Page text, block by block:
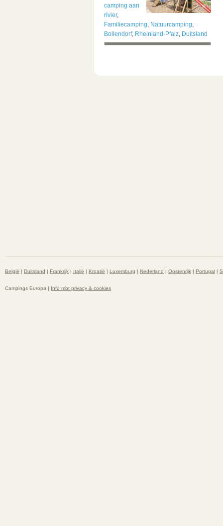
camping aan
rivier,
Familiecamping, Natuurcamping,
Bollendorf, Rheinland-Pfalz, Duitsland
België | Duitsland | Frankrijk | Italië | Kroatië | Luxemburg | Nederland | Oostenrijk | Portugal |
Campings Europa | Info mbt privacy & cookies